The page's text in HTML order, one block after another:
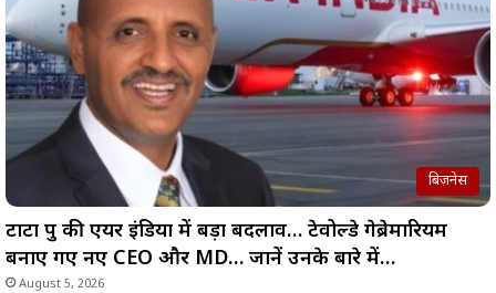
बिज़नेस
टाटा ग्रुप की एयर इंडिया में बड़ा बदलाव… टेवोल्डे गेब्रेमारियम
बनाए गए नए CEO और MD… जानें उनके बारे में…
August 5, 2026